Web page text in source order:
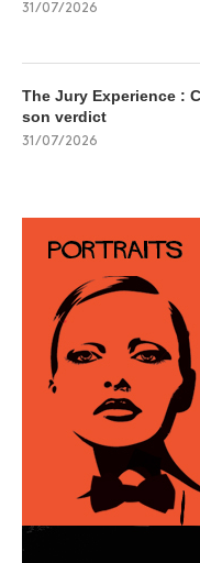
31/07/2026
The Jury Experience :
son verdict
31/07/2026